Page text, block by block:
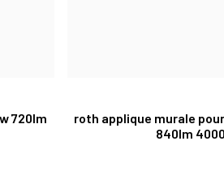
720lm
roth applique murale
840lm